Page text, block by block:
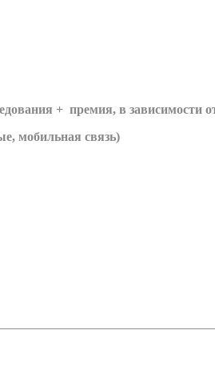
+ премия, в зависимости
мобильная связь)